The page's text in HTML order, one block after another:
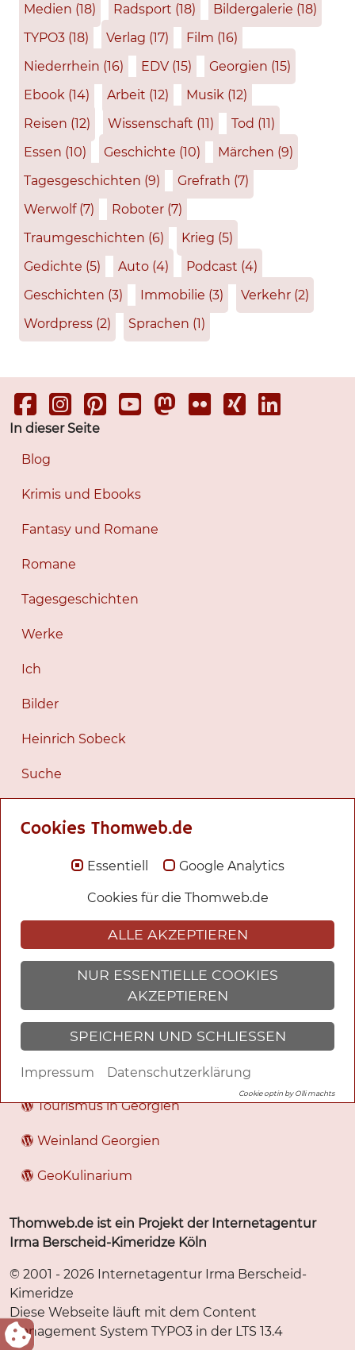
Medien (18) Radsport (18) Bildergalerie (18)
TYPO3 (18) Verlag (17) Film (16)
Niederrhein (16) EDV (15) Georgien (15)
Ebook (14) Arbeit (12) Musik (12)
Reisen (12) Wissenschaft (11) Tod (11)
Essen (10) Geschichte (10) Märchen (9)
Tagesgeschichten (9) Grefrath (7)
Werwolf (7) Roboter (7)
Traumgeschichten (6) Krieg (5)
Gedichte (5) Auto (4) Podcast (4)
Geschichten (3) Immobilie (3) Verkehr (2)
Wordpress (2) Sprachen (1)
In dieser Seite
Blog
Krimis und Ebooks
Fantasy und Romane
Romane
Tagesgeschichten
Werke
Ich
Bilder
Heinrich Sobeck
Suche
Webseiten TYPO3 und PHP
Berscheid Verlag
Webseiten Wordpress
Georgisch.Com
Georgisch Lernen
Tourismus in Georgien
Weinland Georgien
GeoKulinarium
Thomweb.de ist ein Projekt der Internetagentur
Irma Berscheid-Kimeridze Köln
© 2001 - 2026 Internetagentur Irma Berscheid-
Kimeridze
Diese Webseite läuft mit dem Content
Management System TYPO3 in der LTS 13.4
Cookies Thomweb.de
Essentiell Google Analytics
Cookies für die Thomweb.de
ALLE AKZEPTIEREN
NUR ESSENTIELLE COOKIES
AKZEPTIEREN
SPEICHERN UND SCHLIESSEN
Impressum Datenschutzerklärung
Cookie optin by Olli machts